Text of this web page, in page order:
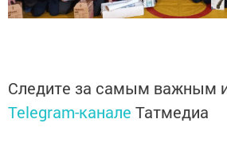
Следите за самым важным
Telegram-канале Татмедиа